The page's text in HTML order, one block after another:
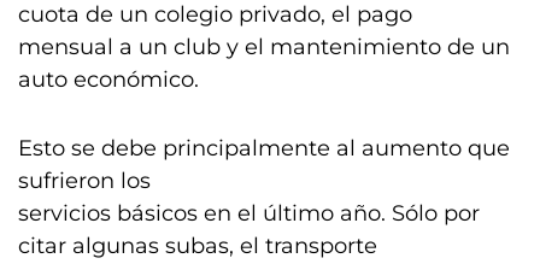
cuota de un colegio privado, el pago
mensual a un club y el mantenimiento de un
auto económico.
Esto se debe principalmente al aumento que
sufrieron los
servicios básicos en el último año. Sólo por
citar algunas subas, el transporte